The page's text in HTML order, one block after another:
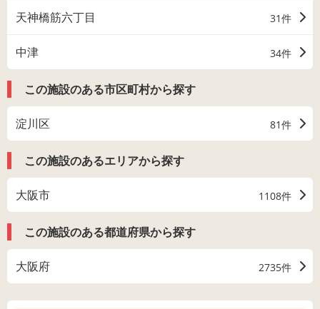
天神橋筋六丁目 31件
中津 34件
この施設のある市区町村から探す
淀川区 81件
この施設のあるエリアから探す
大阪市 1108件
この施設のある都道府県から探す
大阪府 2735件